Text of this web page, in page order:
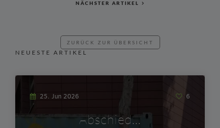
NÄCHSTER ARTIKEL
ZURÜCK ZUR ÜBERSICHT
NEUESTE ARTIKEL
25. Jun 2026 6
Abschied…